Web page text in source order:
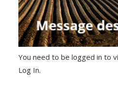
You need to be logged in to
Log In.